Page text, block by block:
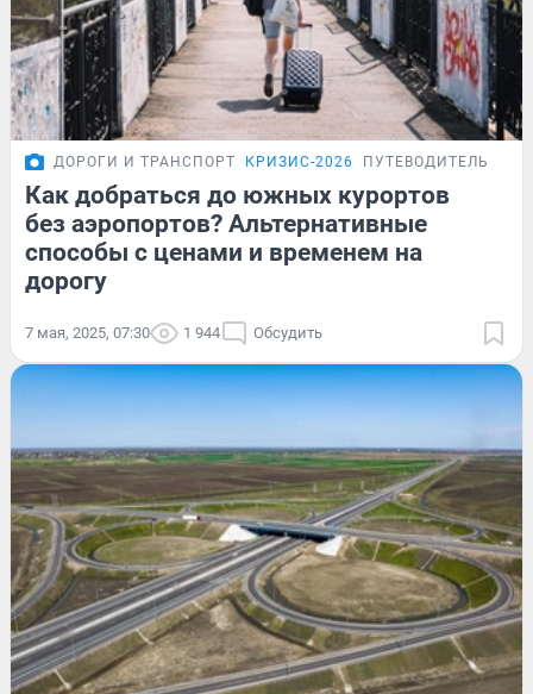
ДОРОГИ И ТРАНСПОРТ КРИЗИС-2026 ПУТЕВОДИТЕЛЬ
Как добраться до южных курортов
без аэропортов? Альтернативные
способы с ценами и временем на
дорогу
7 мая, 2025, 07:30 1 944 Обсудить